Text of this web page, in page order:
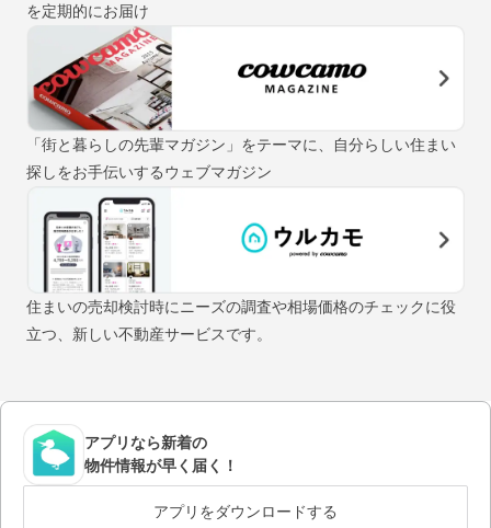
を定期的にお届け
「街と暮らしの先輩マガジン」をテーマに、自分らしい住まい
探しをお手伝いするウェブマガジン
住まいの売却検討時にニーズの調査や相場価格のチェックに役
立つ、新しい不動産サービスです。
アプリなら新着の
物件情報が早く届く！
アプリをダウンロードする